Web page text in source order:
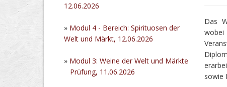
12.06.2026
» Modul 4 - Bereich: Spirituosen der
Welt und Märkt, 12.06.2026
» Modul 3: Weine der Welt und Märkte
Prüfung, 11.06.2026
Das
sowie